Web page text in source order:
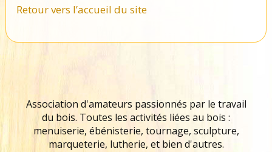
Retour vers l’accueil du site
Association d'amateurs passionnés par le travail
du bois. Toutes les activités liées au bois :
menuiserie, ébénisterie, tournage, sculpture,
marqueterie, lutherie, et bien d'autres.